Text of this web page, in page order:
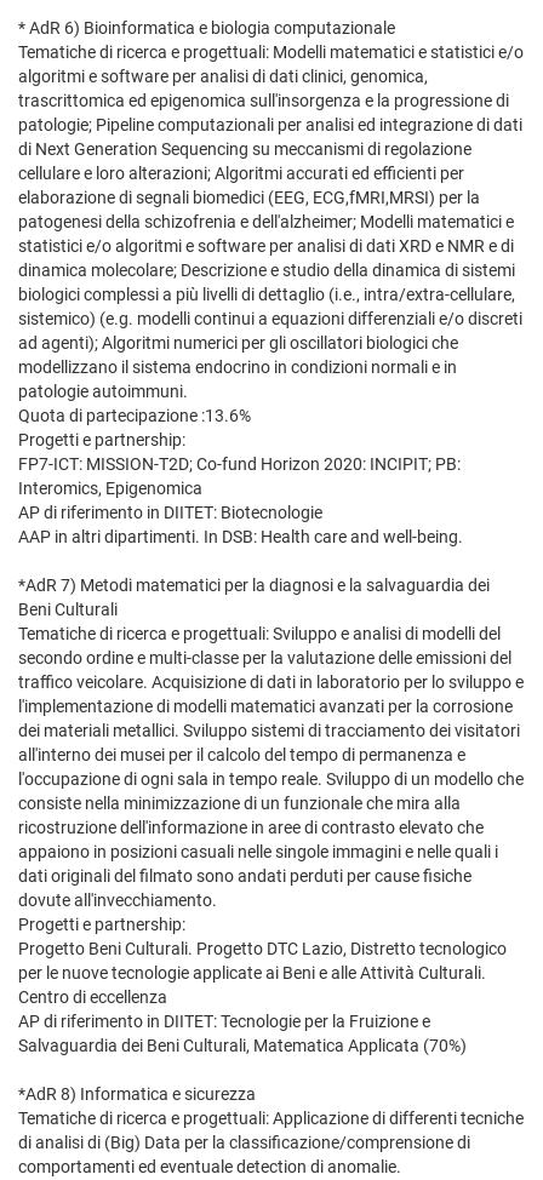
* AdR 6) Bioinformatica e biologia computazionale
Tematiche di ricerca e progettuali: Modelli matematici e statistici e/o
algoritmi e software per analisi di dati clinici, genomica,
trascrittomica ed epigenomica sull'insorgenza e la progressione di
patologie; Pipeline computazionali per analisi ed integrazione di dati
di Next Generation Sequencing su meccanismi di regolazione
cellulare e loro alterazioni; Algoritmi accurati ed efficienti per
elaborazione di segnali biomedici (EEG, ECG,fMRI,MRSI) per la
patogenesi della schizofrenia e dell'alzheimer; Modelli matematici e
statistici e/o algoritmi e software per analisi di dati XRD e NMR e di
dinamica molecolare; Descrizione e studio della dinamica di sistemi
biologici complessi a più livelli di dettaglio (i.e., intra/extra-cellulare,
sistemico) (e.g. modelli continui a equazioni differenziali e/o discreti
ad agenti); Algoritmi numerici per gli oscillatori biologici che
modellizzano il sistema endocrino in condizioni normali e in
patologie autoimmuni.
Quota di partecipazione :13.6%
Progetti e partnership:
FP7-ICT: MISSION-T2D; Co-fund Horizon 2020: INCIPIT; PB:
Interomics, Epigenomica
AP di riferimento in DIITET: Biotecnologie
AAP in altri dipartimenti. In DSB: Health care and well-being.
*AdR 7) Metodi matematici per la diagnosi e la salvaguardia dei
Beni Culturali
Tematiche di ricerca e progettuali: Sviluppo e analisi di modelli del
secondo ordine e multi-classe per la valutazione delle emissioni del
traffico veicolare. Acquisizione di dati in laboratorio per lo sviluppo e
l'implementazione di modelli matematici avanzati per la corrosione
dei materiali metallici. Sviluppo sistemi di tracciamento dei visitatori
all'interno dei musei per il calcolo del tempo di permanenza e
l'occupazione di ogni sala in tempo reale. Sviluppo di un modello che
consiste nella minimizzazione di un funzionale che mira alla
ricostruzione dell'informazione in aree di contrasto elevato che
appaiono in posizioni casuali nelle singole immagini e nelle quali i
dati originali del filmato sono andati perduti per cause fisiche
dovute all'invecchiamento.
Progetti e partnership:
Progetto Beni Culturali. Progetto DTC Lazio, Distretto tecnologico
per le nuove tecnologie applicate ai Beni e alle Attività Culturali.
Centro di eccellenza
AP di riferimento in DIITET: Tecnologie per la Fruizione e
Salvaguardia dei Beni Culturali, Matematica Applicata (70%)
*AdR 8) Informatica e sicurezza
Tematiche di ricerca e progettuali: Applicazione di differenti tecniche
di analisi di (Big) Data per la classificazione/comprensione di
comportamenti ed eventuale detection di anomalie.